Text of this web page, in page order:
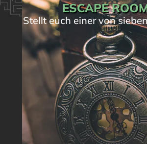
ESCAPE
Stellt euch einer von